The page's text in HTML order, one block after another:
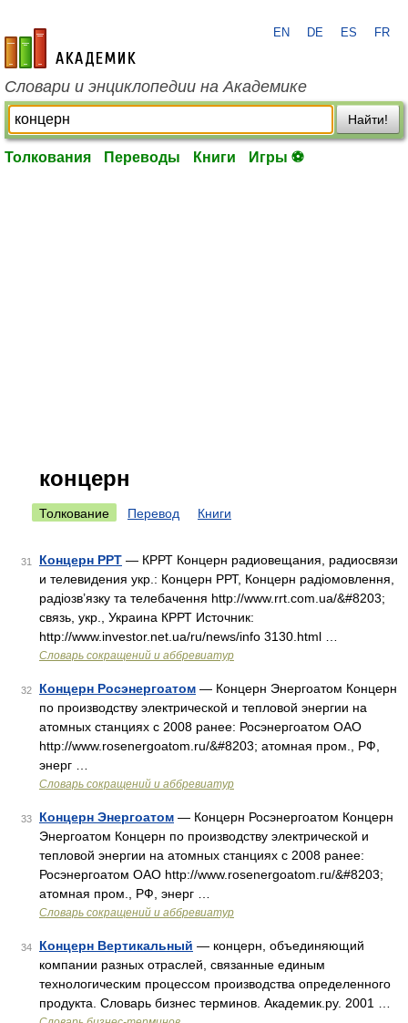
academic.ru
EN DE ES FR
Словари и энциклопедии на Академике
Найти!
Толкования Переводы Книги Игры ⚽
концерн
Толкование Перевод Книги
31 Концерн РРТ — КРРТ Концерн радиовещания, радиосвязи
и телевидения укр.: Концерн РРТ, Концерн радіомовлення,
радіозв’язку та телебачення http://www.rrt.com.ua/&#8203;
связь, укр., Украина КРРТ Источник:
http://www.investor.net.ua/ru/news/info 3130.html …
Словарь сокращений и аббревиатур
32 Концерн Росэнергоатом — Концерн Энергоатом Концерн
по производству электрической и тепловой энергии на
атомных станциях с 2008 ранее: Росэнергоатом ОАО
http://www.rosenergoatom.ru/&#8203; атомная пром., РФ,
энерг …
Словарь сокращений и аббревиатур
33 Концерн Энергоатом — Концерн Росэнергоатом Концерн
Энергоатом Концерн по производству электрической и
тепловой энергии на атомных станциях с 2008 ранее:
Росэнергоатом ОАО http://www.rosenergoatom.ru/&#8203;
атомная пром., РФ, энерг …
Словарь сокращений и аббревиатур
34 Концерн Вертикальный — концерн, объединяющий
компании разных отраслей, связанные единым
технологическим процессом производства определенного
продукта. Словарь бизнес терминов. Академик.ру. 2001 …